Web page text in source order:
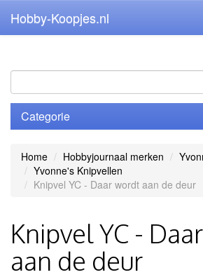
Hobby-Koopjes.nl
Categorie
Home Hobbyjournaal merken
Yvonne's Knipvellen
Knipvel YC - Daar wordt aan de deur
Knipvel YC -
aan de deur